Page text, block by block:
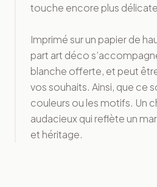
touche encore plus
Imprimé sur un papier de
part art déco
blanche offerte, et peut
vos souhaits. Ainsi, que ce
couleurs ou les motifs. Un
audacieux qui reflète un
et héritage.